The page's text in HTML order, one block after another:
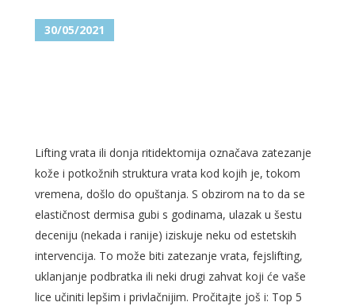
30/05/2021
Lifting vrata ili donja ritidektomija označava zatezanje
kože i potkožnih struktura vrata kod kojih je, tokom
vremena, došlo do opuštanja. S obzirom na to da se
elastičnost dermisa gubi s godinama, ulazak u šestu
deceniju (nekada i ranije) iziskuje neku od estetskih
intervencija. To može biti zatezanje vrata, fejslifting,
uklanjanje podbratka ili neki drugi zahvat koji će vaše
lice učiniti lepšim i privlačnijim. Pročitajte još i: Top 5